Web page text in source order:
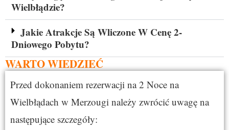
Wielbłądzie?
Jakie Atrakcje Są Wliczone W Cenę 2-
Dniowego Pobytu?
WARTO WIEDZIEĆ
Przed dokonaniem rezerwacji na 2 Noce na
Wielbłądach w Merzougi należy zwrócić uwagę na
następujące szczegóły: